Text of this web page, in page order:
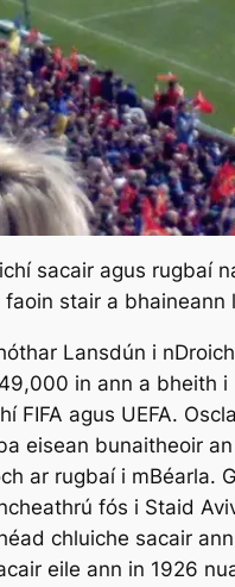
sacair agus
stair a bhaineann
Lansdún i
in ann a bheith
FIFA agus UEFA.
eisean bunaitheoir
ar rugbaí i
fós i Staid
chluiche sacair
eile ann in 1926